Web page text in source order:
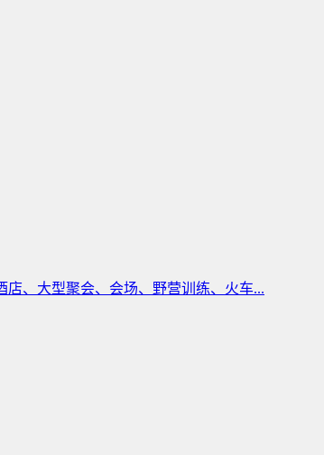
、大型聚会、会场、野营训练、火车...